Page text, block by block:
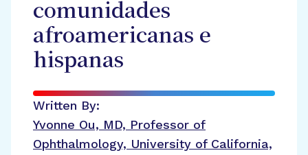
comunidades
afroamericanas e
hispanas
Written By:
Yvonne Ou, MD, Professor of
Ophthalmology, University of California,